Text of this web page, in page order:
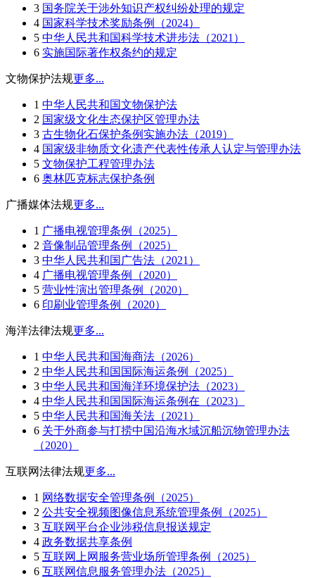
3 国务院关于涉外知识产权纠纷处理的规定
4 国家科学技术奖励条例（2024）
5 中华人民共和国科学技术进步法（2021）
6 实施国际著作权条约的规定
文物保护法规更多...
1 中华人民共和国文物保护法
2 国家级文化生态保护区管理办法
3 古生物化石保护条例实施办法（2019）
4 国家级非物质文化遗产代表性传承人认定与管理办法
5 文物保护工程管理办法
6 奥林匹克标志保护条例
广播媒体法规更多...
1 广播电视管理条例（2025）
2 音像制品管理条例（2025）
3 中华人民共和国广告法（2021）
4 广播电视管理条例（2020）
5 营业性演出管理条例（2020）
6 印刷业管理条例（2020）
海洋法律法规更多...
1 中华人民共和国海商法（2026）
2 中华人民共和国国际海运条例（2025）
3 中华人民共和国海洋环境保护法（2023）
4 中华人民共和国国际海运条例在（2023）
5 中华人民共和国海关法（2021）
6 关于外商参与打捞中国沿海水域沉船沉物管理办法
（2020）
互联网法律法规更多...
1 网络数据安全管理条例（2025）
2 公共安全视频图像信息系统管理条例（2025）
3 互联网平台企业涉税信息报送规定
4 政务数据共享条例
5 互联网上网服务营业场所管理条例（2025）
6 互联网信息服务管理办法（2025）